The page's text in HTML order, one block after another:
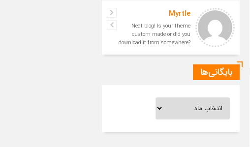
Myrtle
Neat blog! Is your theme
custom made or did you
download it from somewhere?
بایگانی‌ها
بایگانی‌ها